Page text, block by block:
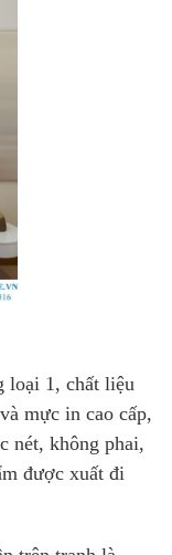
loại 1, chất liệu
mực in cao cấp,
nét, không phai,
được xuất đi